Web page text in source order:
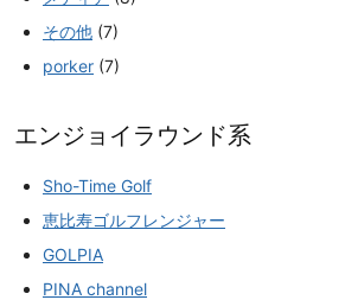
その他 (7)
porker (7)
エンジョイラウンド系
Sho-Time Golf
恵比寿ゴルフレンジャー
GOLPIA
PINA channel